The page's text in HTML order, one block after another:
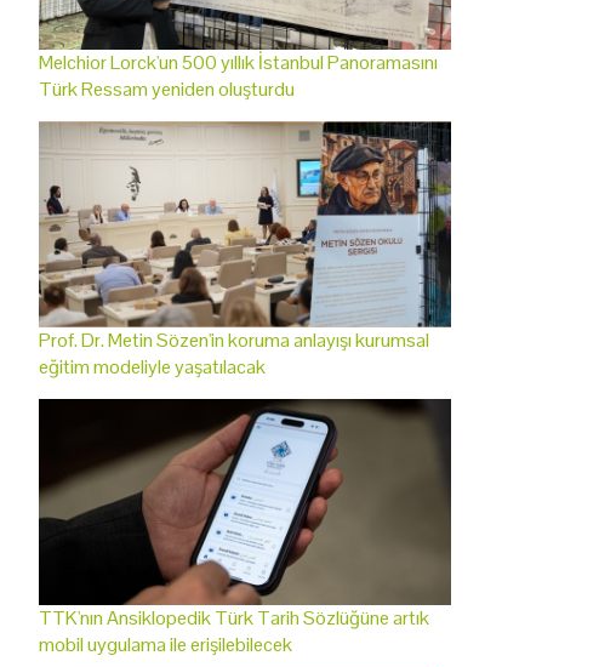
Melchior Lorck'un 500 yıllık İstanbul Panoramasını
Türk Ressam yeniden oluşturdu
Prof. Dr. Metin Sözen'in koruma anlayışı kurumsal
eğitim modeliyle yaşatılacak
TTK'nın Ansiklopedik Türk Tarih Sözlüğüne artık
mobil uygulama ile erişilebilecek